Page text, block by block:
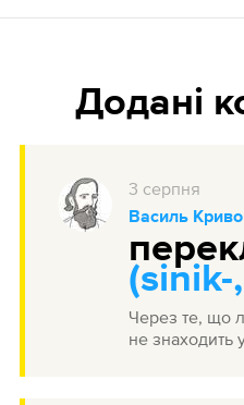
Додані
3 серпня
Василь
(sinik-
Через те, що
не знаходить